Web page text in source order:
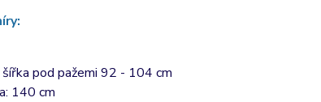
šířka pod pažemi 92 - 104 cm
140 cm